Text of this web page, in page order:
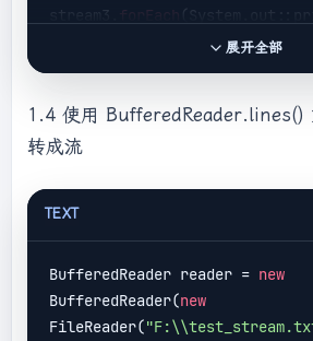
stream3.
forEach
展开全部
1.4 使用 BufferedReader.lines()
转成流
TEXT
BufferedReader reader = new
BufferedReader(new
FileReader(